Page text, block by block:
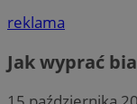
reklama
Jak wyprać